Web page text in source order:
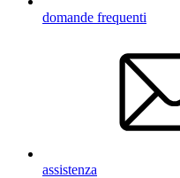
domande frequenti
assistenza